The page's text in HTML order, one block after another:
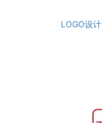
LOGO设计